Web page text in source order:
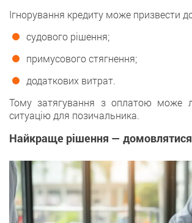
Ігнорування кредиту може призвести
судового рішення;
примусового стягнення;
додаткових витрат.
Тому затягування з оплатою може
ситуацію для позичальника.
Найкраще рішення — домовлятися